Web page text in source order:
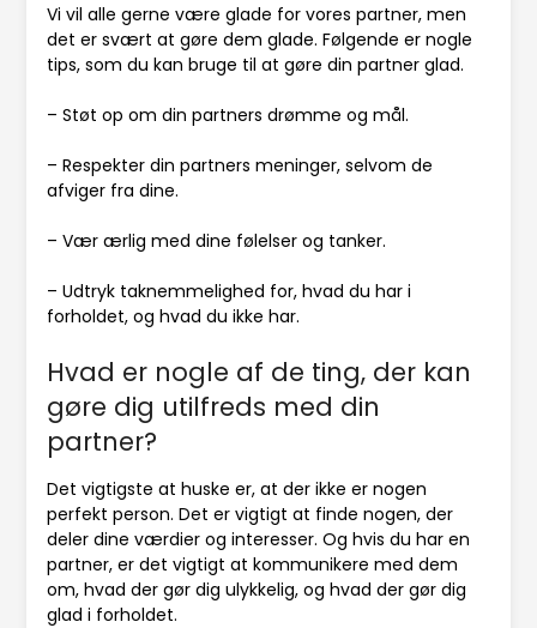
Vi vil alle gerne være glade for vores partner, men
det er svært at gøre dem glade. Følgende er nogle
tips, som du kan bruge til at gøre din partner glad.
– Støt op om din partners drømme og mål.
– Respekter din partners meninger, selvom de
afviger fra dine.
– Vær ærlig med dine følelser og tanker.
– Udtryk taknemmelighed for, hvad du har i
forholdet, og hvad du ikke har.
Hvad er nogle af de ting, der kan
gøre dig utilfreds med din
partner?
Det vigtigste at huske er, at der ikke er nogen
perfekt person. Det er vigtigt at finde nogen, der
deler dine værdier og interesser. Og hvis du har en
partner, er det vigtigt at kommunikere med dem
om, hvad der gør dig ulykkelig, og hvad der gør dig
glad i forholdet.